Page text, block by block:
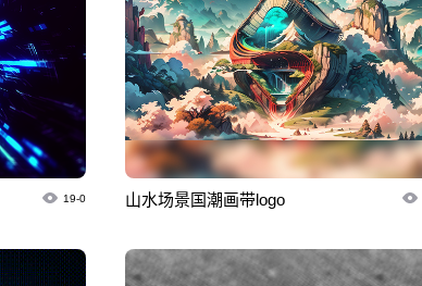
19-0 山水场景国潮画带logo